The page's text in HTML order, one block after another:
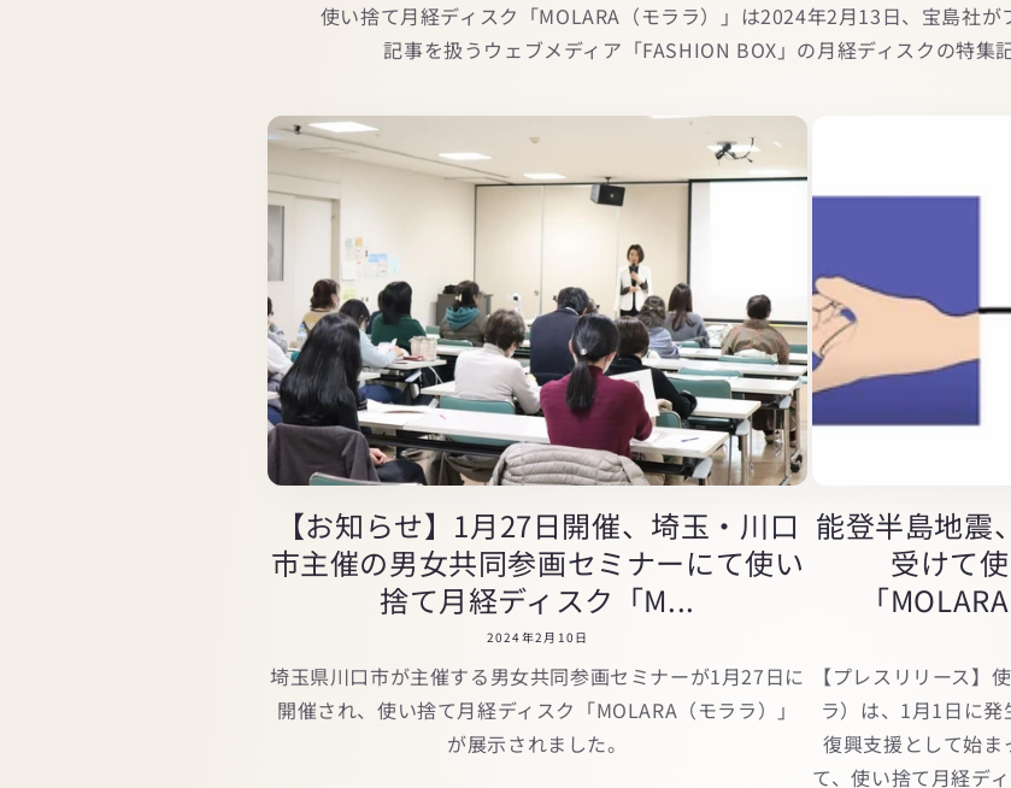
使い捨て月経ディスク「MOLARA（モララ）」は2024年2月13日、宝島社
記事を扱うウェブメディア「FASHION BOX」の月経ディスクの特集
【お知らせ】1月27日開催、埼玉・川口
市主催の男女共同参画セミナーにて使い
捨て月経ディスク「M...
2024年2月10日
埼玉県川口市が主催する男女共同参画セミナーが1月27日に
開催され、使い捨て月経ディスク「MOLARA（モララ）」
が展示されました。
能登半島地震
受けて
「
【プレスリリース】
ラ）は、1月1日に
復興支援として始ま
て、使い捨て月経デ